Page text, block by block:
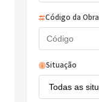
Código da Obra
Situação